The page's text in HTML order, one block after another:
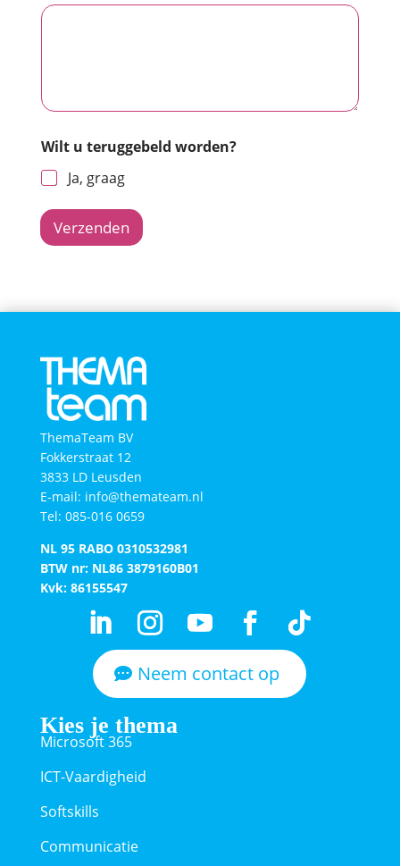
Wilt u teruggebeld worden?
Ja, graag
Verzenden
ThemaTeam BV
Fokkerstraat 12
3833 LD Leusden
E-mail: info@themateam.nl
Tel: 085-016 0659
NL 95 RABO 0310532981
BTW nr: NL86 3879160B01​
Kvk: 86155547
Neem contact op
Kies je thema
Microsoft 365
ICT-Vaardigheid
Softskills
Communicatie